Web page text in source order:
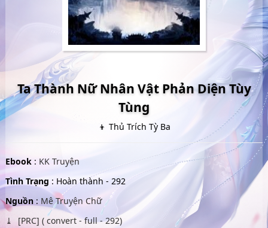
Ta Thành Nữ Nhân Vật Phản Diện Tùy
Tùng
👦 Thủ Trích Tỳ Ba
Ebook : KK Truyện
Tình Trạng : Hoàn thành - 292
Nguồn: Mê Truyện Chữ
[PRC] ( convert - full - 292)